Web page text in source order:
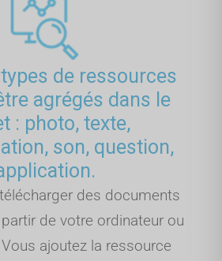
de ressources
agrégés dans le
: photo, texte,
son, question,
des documents
de votre ordinateur ou
ajoutez la ressource